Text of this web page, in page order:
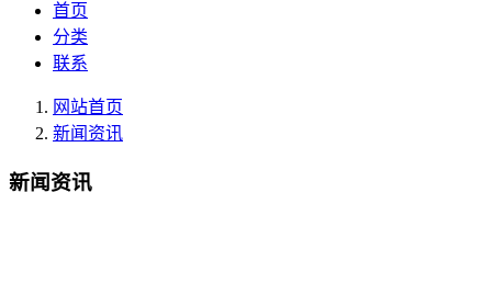
首页
分类
联系
网站首页
新闻资讯
新闻资讯